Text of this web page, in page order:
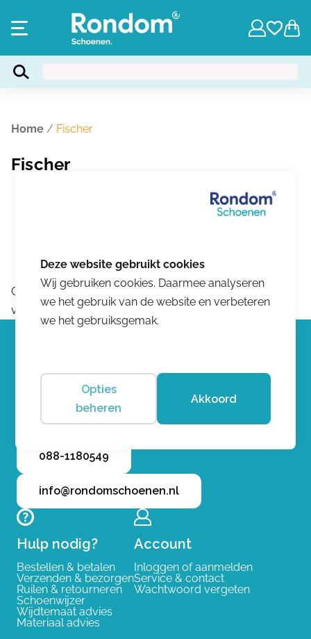
Home / Fischer
Fischer
Geen producten gevonden die aan je zoekcriteria
voldoen.
Neem gerust contact op met
onze klantenservice
088-1180549
info@rondomschoenen.nl
Hulp nodig?
Bestellen & betalen
Verzenden & bezorgen
Ruilen & retourneren
Schoenwijzer
Wijdtemaat advies
Materiaal advies
Account
Inloggen of aanmelden
Service & contact
Wachtwoord vergeten
Wij gebruiken cookies. Daarmee analyseren
we het gebruik van de website en verbeteren
we het gebruiksgemak.
Opties
beheren
Akkoord